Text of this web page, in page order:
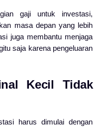
gaji untuk investasi,
masa depan yang lebih
juga membantu menjaga
saja karena pengeluaran
Kecil Tidak
harus dimulai dengan